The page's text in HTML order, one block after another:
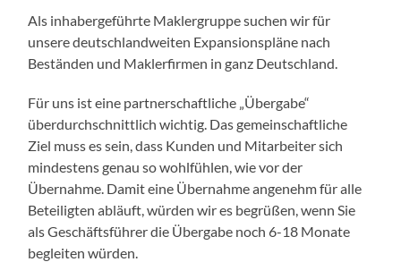
Als inhabergeführte Maklergruppe suchen wir für
unsere deutschlandweiten Expansionspläne nach
Beständen und Maklerfirmen in ganz Deutschland.
Für uns ist eine partnerschaftliche „Übergabe“
überdurchschnittlich wichtig. Das gemeinschaftliche
Ziel muss es sein, dass Kunden und Mitarbeiter sich
mindestens genau so wohlfühlen, wie vor der
Übernahme. Damit eine Übernahme angenehm für alle
Beteiligten abläuft, würden wir es begrüßen, wenn Sie
als Geschäftsführer die Übergabe noch 6-18 Monate
begleiten würden.